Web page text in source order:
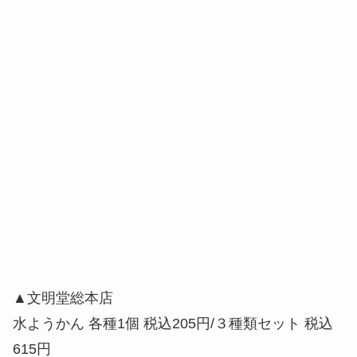
▲文明堂総本店
水ようかん 各種1個 税込205円/３種類セット 税込
615円